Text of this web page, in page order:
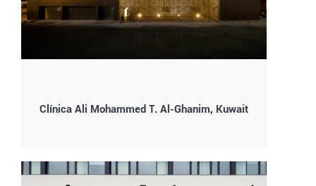
Clínica Ali Mohammed T. Al-Ghanim, Kuwait